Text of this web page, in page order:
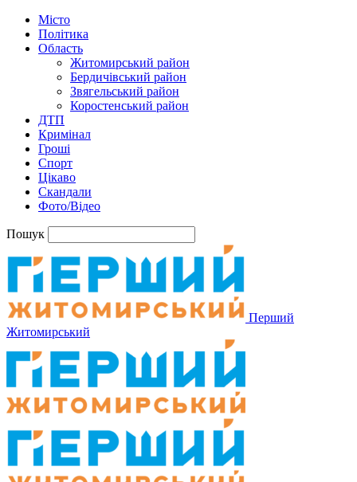
Місто
Політика
Область
Житомирський район
Бердичівський район
Звягельський район
Коростенський район
ДТП
Кримінал
Гроші
Спорт
Цікаво
Скандали
Фото/Відео
Пошук
Перший
Житомирський